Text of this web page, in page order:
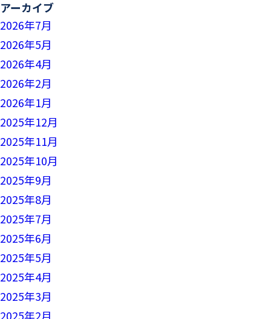
アーカイブ
2026年7月
2026年5月
2026年4月
2026年2月
2026年1月
2025年12月
2025年11月
2025年10月
2025年9月
2025年8月
2025年7月
2025年6月
2025年5月
2025年4月
2025年3月
2025年2月